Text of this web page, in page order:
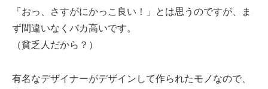
「おっ、さすがにかっこ良い！」とは思うのですが、ま
ず間違いなくバカ高いです。
（貧乏人だから？）
有名なデザイナーがデザインして作られたモノなので、